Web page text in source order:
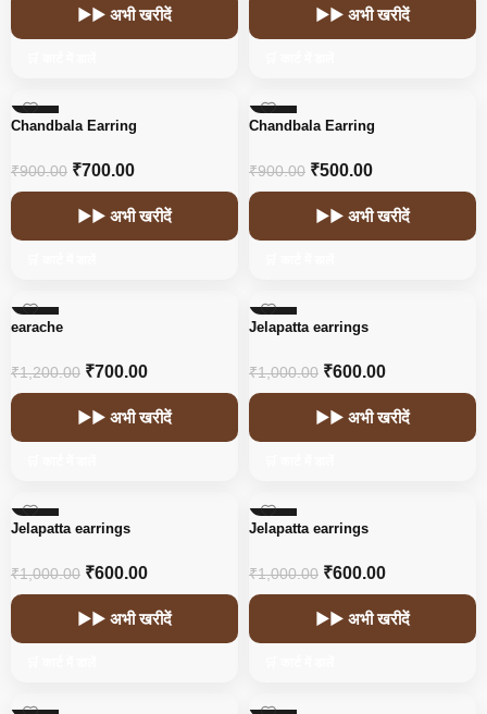
▶▶ अभी खरीदें ▶▶ अभी खरीदें
-22%
Chandbala Earring
₹900.00 ₹700.00
▶▶ अभी खरीदें
-44%
Chandbala Earring
₹900.00 ₹500.00
▶▶ अभी खरीदें
earache
₹1,200.00 ₹700.00
▶▶ अभी खरीदें
-40%
Jelapatta earrings
₹1,000.00 ₹600.00
▶▶ अभी खरीदें
-40%
Jelapatta earrings
₹1,000.00 ₹600.00
▶▶ अभी खरीदें
-40%
Jelapatta earrings
₹1,000.00 ₹600.00
▶▶ अभी खरीदें